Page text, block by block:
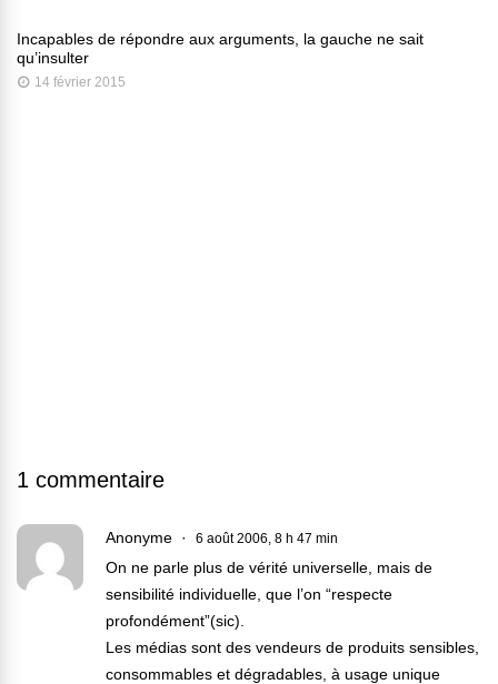
Incapables de répondre aux arguments, la gauche ne sait
qu’insulter
14 février 2015
1 commentaire
Anonyme 6 août 2006, 8 h 47 min
On ne parle plus de vérité universelle, mais de
sensibilité individuelle, que l’on “respecte
profondément”(sic).
Les médias sont des vendeurs de produits sensibles,
consommables et dégradables, à usage unique